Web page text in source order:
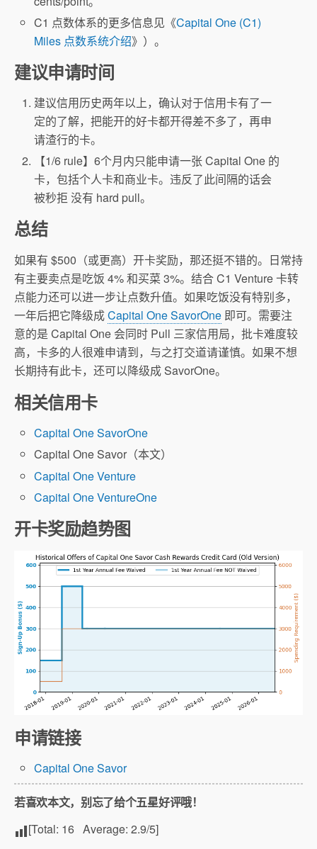
C1 点数体系的更多信息见《Capital One (C1)
Miles 点数系统介绍》）。
建议申请时间
建议信用历史两年以上，确认对于信用卡有了一
定的了解，把能开的好卡都开得差不多了，再申
请渣行的卡。
【1/6 rule】6个月内只能申请一张 Capital One 的
卡，包括个人卡和商业卡。违反了此间隔的话会
被秒拒 没有 hard pull。
总结
如果有 $500（或更高）开卡奖励，那还挺不错的。日常持
有主要卖点是吃饭 4% 和买菜 3%。结合 C1 Venture 卡转
点能力还可以进一步让点数升值。如果吃饭没有特别多，
一年后把它降级成Capital One SavorOne 即可。需要注
意的是 Capital One 会同时 Pull 三家信用局，批卡难度较
高，卡多的人很难申请到，与之打交道请谨慎。如果不想
长期持有此卡，还可以降级成 SavorOne。
相关信用卡
Capital One SavorOne
Capital One Savor（本文）
Capital One Venture
Capital One VentureOne
开卡奖励趋势图
申请链接
Capital One Savor
若喜欢本文，别忘了给个五星好评哦！
[Total: 16 Average: 2.9/5]